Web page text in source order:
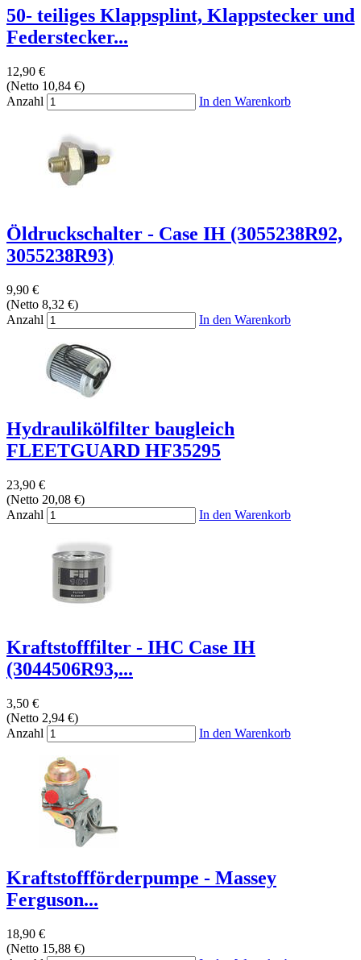
50- teiliges Klappsplint, Klappstecker und
Federstecker...
12,90 €
(Netto 10,84 €)
Anzahl
In den Warenkorb
Öldruckschalter - Case IH (3055238R92,
3055238R93)
9,90 €
(Netto 8,32 €)
Anzahl
In den Warenkorb
Hydraulikölfilter baugleich
FLEETGUARD HF35295
23,90 €
(Netto 20,08 €)
Anzahl
In den Warenkorb
Kraftstofffilter - IHC Case IH
(3044506R93,...
3,50 €
(Netto 2,94 €)
Anzahl
In den Warenkorb
Kraftstoffförderpumpe - Massey
Ferguson...
18,90 €
(Netto 15,88 €)